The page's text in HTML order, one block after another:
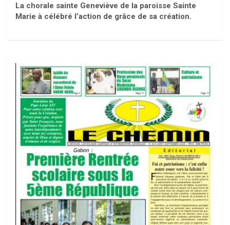
La chorale sainte Geneviève de la paroisse Sainte
Marie à célébré l’action de grâce de sa création.